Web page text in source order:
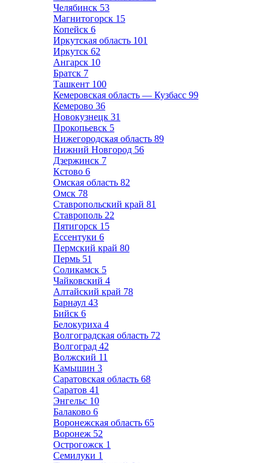
Челябинск 53
Магнитогорск 15
Копейск 6
Иркутская область 101
Иркутск 62
Ангарск 10
Братск 7
Ташкент 100
Кемеровская область — Кузбасс 99
Кемерово 36
Новокузнецк 31
Прокопьевск 5
Нижегородская область 89
Нижний Новгород 56
Дзержинск 7
Кстово 6
Омская область 82
Омск 78
Ставропольский край 81
Ставрополь 22
Пятигорск 15
Ессентуки 6
Пермский край 80
Пермь 51
Соликамск 5
Чайковский 4
Алтайский край 78
Барнаул 43
Бийск 6
Белокуриха 4
Волгоградская область 72
Волгоград 42
Волжский 11
Камышин 3
Саратовская область 68
Саратов 41
Энгельс 10
Балаково 6
Воронежская область 65
Воронеж 52
Острогожск 1
Семилуки 1